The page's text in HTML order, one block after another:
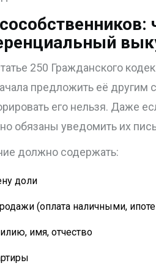
250 Гражданского
предложить её другим
его нельзя. Даже
обязаны уведомить их
должно содержать:
доли
(оплата наличными,
имя, отчество